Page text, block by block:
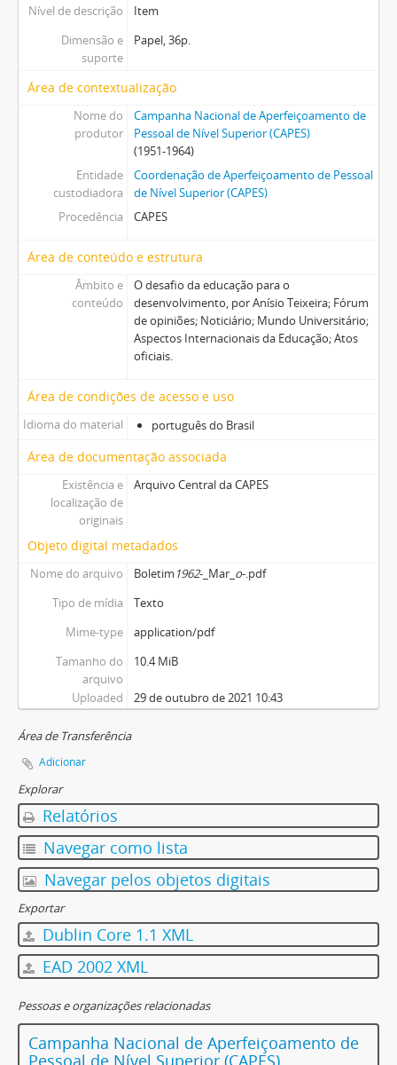
Nível de descrição
Item
Dimensão e
suporte
Papel, 36p.
Área de contextualização
Nome do
produtor
Campanha Nacional de Aperfeiçoamento de
Pessoal de Nível Superior (CAPES)
(1951-1964)
Entidade
custodiadora
Coordenação de Aperfeiçoamento de Pessoal
de Nível Superior (CAPES)
Procedência
CAPES
Área de conteúdo e estrutura
Âmbito e
conteúdo
O desafio da educação para o
desenvolvimento, por Anísio Teixeira; Fórum
de opiniões; Noticiário; Mundo Universitário;
Aspectos Internacionais da Educação; Atos
oficiais.
Área de condições de acesso e uso
Idioma do material português do Brasil
Área de documentação associada
Existência e
localização de
originais
Arquivo Central da CAPES
Objeto digital metadados
Nome do arquivo Boletim 1962-_Mar_ o-.pdf
Tipo de mídia
Texto
Mime-type
application/pdf
Tamanho do
arquivo
10.4 MiB
Uploaded 29 de outubro de 2021 10:43
Área de Transferência
Adicionar
Explorar
Relatórios
Navegar como lista
Navegar pelos objetos digitais
Exportar
Dublin Core 1.1 XML
EAD 2002 XML
Pessoas e organizações relacionadas
Campanha Nacional de Aperfeiçoamento de